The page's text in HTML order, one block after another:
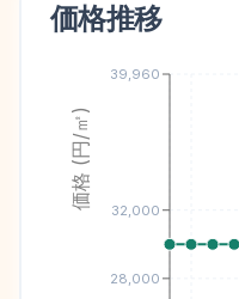
価格推移
28,000
32,000
39,960
価格 (円/㎡)